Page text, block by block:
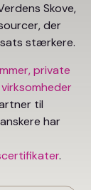
Skove,
der
stærkere.
private
virksomheder
til
har
.